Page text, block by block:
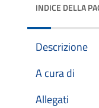
INDICE DELLA
Descrizione
A cura di
Allegati